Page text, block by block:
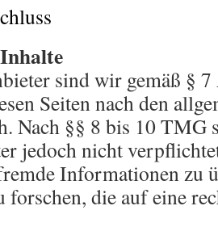
sind wir gemäß §
Seiten nach den
Nach §§ 8 bis 10 TMG
jedoch nicht
Informationen zu
forschen, die auf eine